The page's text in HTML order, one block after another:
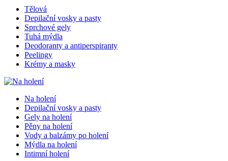
Tělová
Depilační vosky a pasty
Sprchové gely
Tuhá mýdla
Deodoranty a antiperspiranty
Peelingy
Krémy a masky
Na holení
Depilační vosky a pasty
Gely na holení
Pěny na holení
Vody a balzámy po holení
Mýdla na holení
Intimní holení